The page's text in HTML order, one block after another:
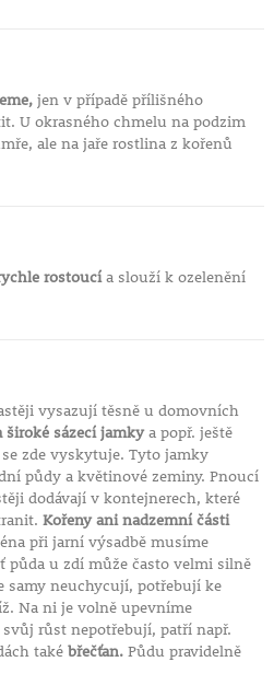
jen v případě přílišného
U okrasného chmelu na podzim
ale na jaře rostlina z kořenů
rostoucía slouží k ozelenění
vysazují těsně u domovních
široké sázecí jamkya popř. ještě
zde vyskytuje. Tyto jamky
půdy a květinové zeminy. Pnoucí
dodávají v kontejnerech, které
Kořeny ani nadzemní části
při jarní výsadbě musíme
půda u zdí může často velmi silně
samy neuchycují, potřebují ke
Na ni je volně upevníme
růst nepotřebují, patří např.
také břečťan.Půdu pravidelně